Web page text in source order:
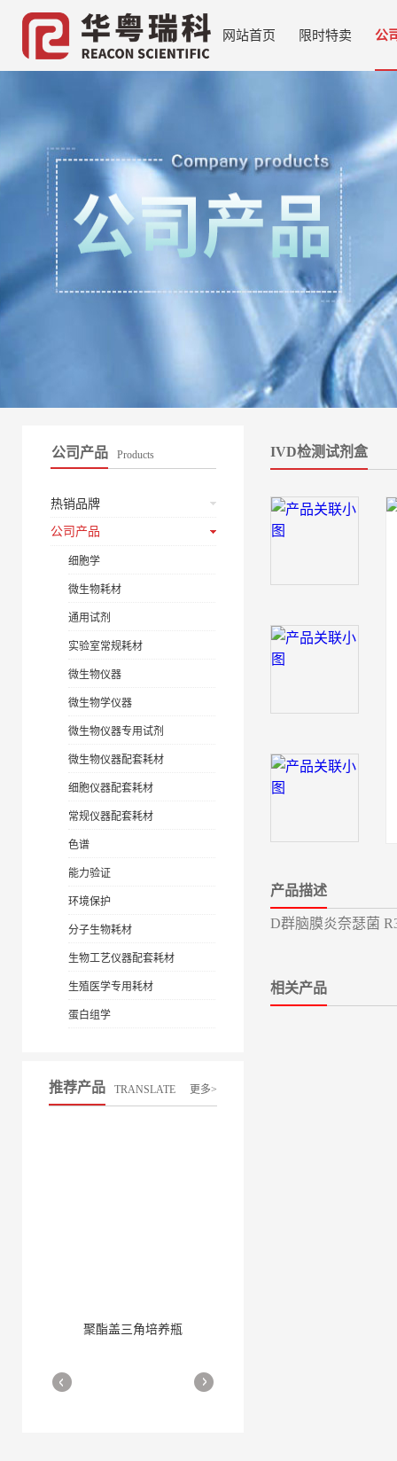
网站首页 限时特卖 公
公司产品 Products
热销品牌
公司产品
细胞学
微生物耗材
通用试剂
实验室常规耗材
微生物仪器
微生物学仪器
微生物仪器专用试剂
微生物仪器配套耗材
细胞仪器配套耗材
常规仪器配套耗材
色谱
能力验证
环境保护
分子生物耗材
生物工艺仪器配套耗材
生殖医学专用耗材
蛋白组学
推荐产品 TRANSLATE 更多>
聚酯盖三角培养瓶
IVD检测试剂盒
产品描述
D群脑膜炎奈瑟菌
相关产品